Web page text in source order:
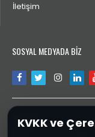
KVKK ve
İletişim
SOSYAL MEDYADA BİZ
İLETİŞİM